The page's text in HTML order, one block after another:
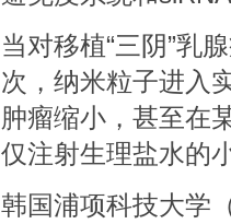
当对移植“三阴”乳
次，纳米粒子进入
肿瘤缩小，甚至在
仅注射生理盐水的
韩国浦项科技大学